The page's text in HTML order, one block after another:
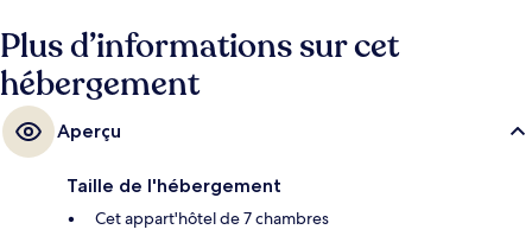
Plus d’informations sur cet
hébergement
Aperçu
Taille de l'hébergement
Cet appart'hôtel de 7 chambres